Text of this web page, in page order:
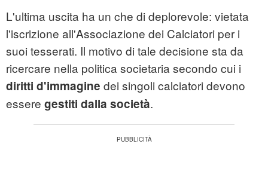
L'ultima uscita ha un che di deplorevole: vietata
l'iscrizione all'Associazione dei Calciatori per i
suoi tesserati. Il motivo di tale decisione sta da
ricercare nella politica societaria secondo cui i
diritti d'immagine dei singoli calciatori devono
essere gestiti dalla società.